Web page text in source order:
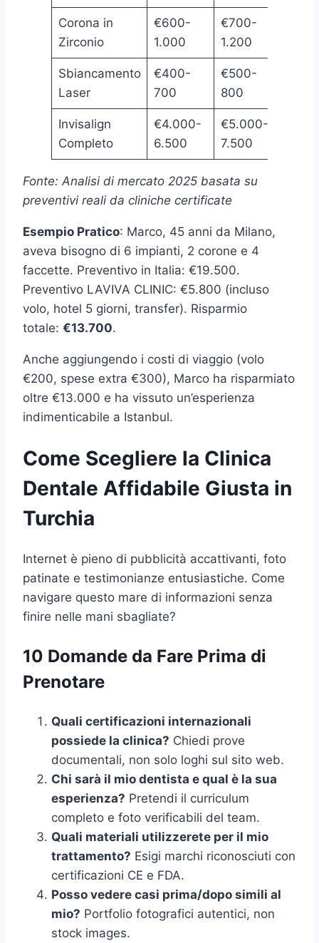
Corona in
Zirconio
€600-
1.000
€700-
1.200
Sbiancamento
Laser
€400-
700
€500-
800
Invisalign
Completo
€4.000-
6.500
€5.000-
7.500
Fonte: Analisi di mercato 2025 basata su
preventivi reali da cliniche certificate
Esempio Pratico: Marco, 45 anni da Milano,
aveva bisogno di 6 impianti, 2 corone e 4
faccette. Preventivo in Italia: €19.500.
Preventivo LAVIVA CLINIC: €5.800 (incluso
volo, hotel 5 giorni, transfer). Risparmio
totale: €13.700.
Anche aggiungendo i costi di viaggio (volo
€200, spese extra €300), Marco ha risparmiato
oltre €13.000 e ha vissuto un’esperienza
indimenticabile a Istanbul.
Come Scegliere la Clinica
Dentale Affidabile Giusta in
Turchia
Internet è pieno di pubblicità accattivanti, foto
patinate e testimonianze entusiastiche. Come
navigare questo mare di informazioni senza
finire nelle mani sbagliate?
10 Domande da Fare Prima di
Prenotare
Quali certificazioni internazionali
possiede la clinica? Chiedi prove
documentali, non solo loghi sul sito web.
Chi sarà il mio dentista e qual è la sua
esperienza? Pretendi il curriculum
completo e foto verificabili del team.
Quali materiali utilizzerete per il mio
trattamento? Esigi marchi riconosciuti con
certificazioni CE e FDA.
Posso vedere casi prima/dopo simili al
mio? Portfolio fotografici autentici, non
stock images.